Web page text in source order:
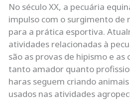
No século XX, a pecuária
impulso com o surgimento de
para a prática esportiva.
atividades relacionadas à
são as provas de hipismo e as
tanto amador quanto
haras seguem criando
usados nas atividades